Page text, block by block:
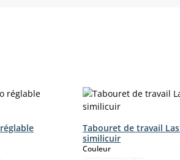
Tabouret de travail Las
similicuir
Couleurselect